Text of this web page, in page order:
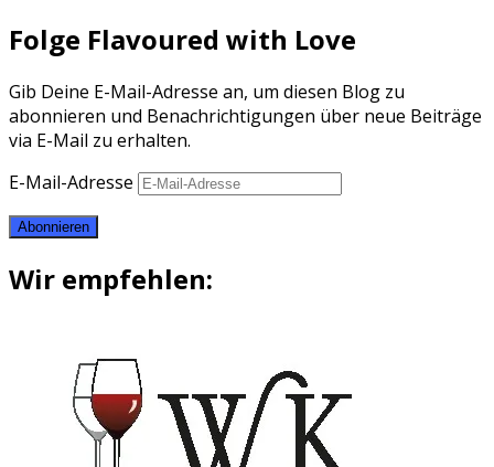
Folge Flavoured with Love
Gib Deine E-Mail-Adresse an, um diesen Blog zu
abonnieren und Benachrichtigungen über neue Beiträge
via E-Mail zu erhalten.
E-Mail-Adresse
Abonnieren
Wir empfehlen: